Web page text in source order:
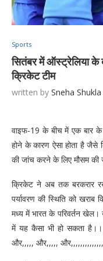
Sports
सितंबर में ऑस्ट्रेलिया के
क्रिकेट टीम
written by Sneha Shukla
वाइफ-19 के बीच में एक बार
होने के कारण ऐसा होता है
की जांच करने के लिए मौसम की
क्रिकेट ने अब तक बरकरार
पर्यावरण की स्थिति को खराब
मध्य में भारत के परिवर्तन खेल।
में यह कैसा भी हो सकता
और,,,,, और,,,,,